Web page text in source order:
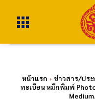
หน้าแรก ข่าวสาร/ปร
ทะเบียน หมึกพิมพ์